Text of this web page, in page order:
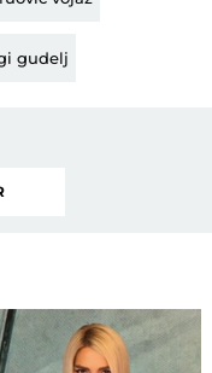
gudelj